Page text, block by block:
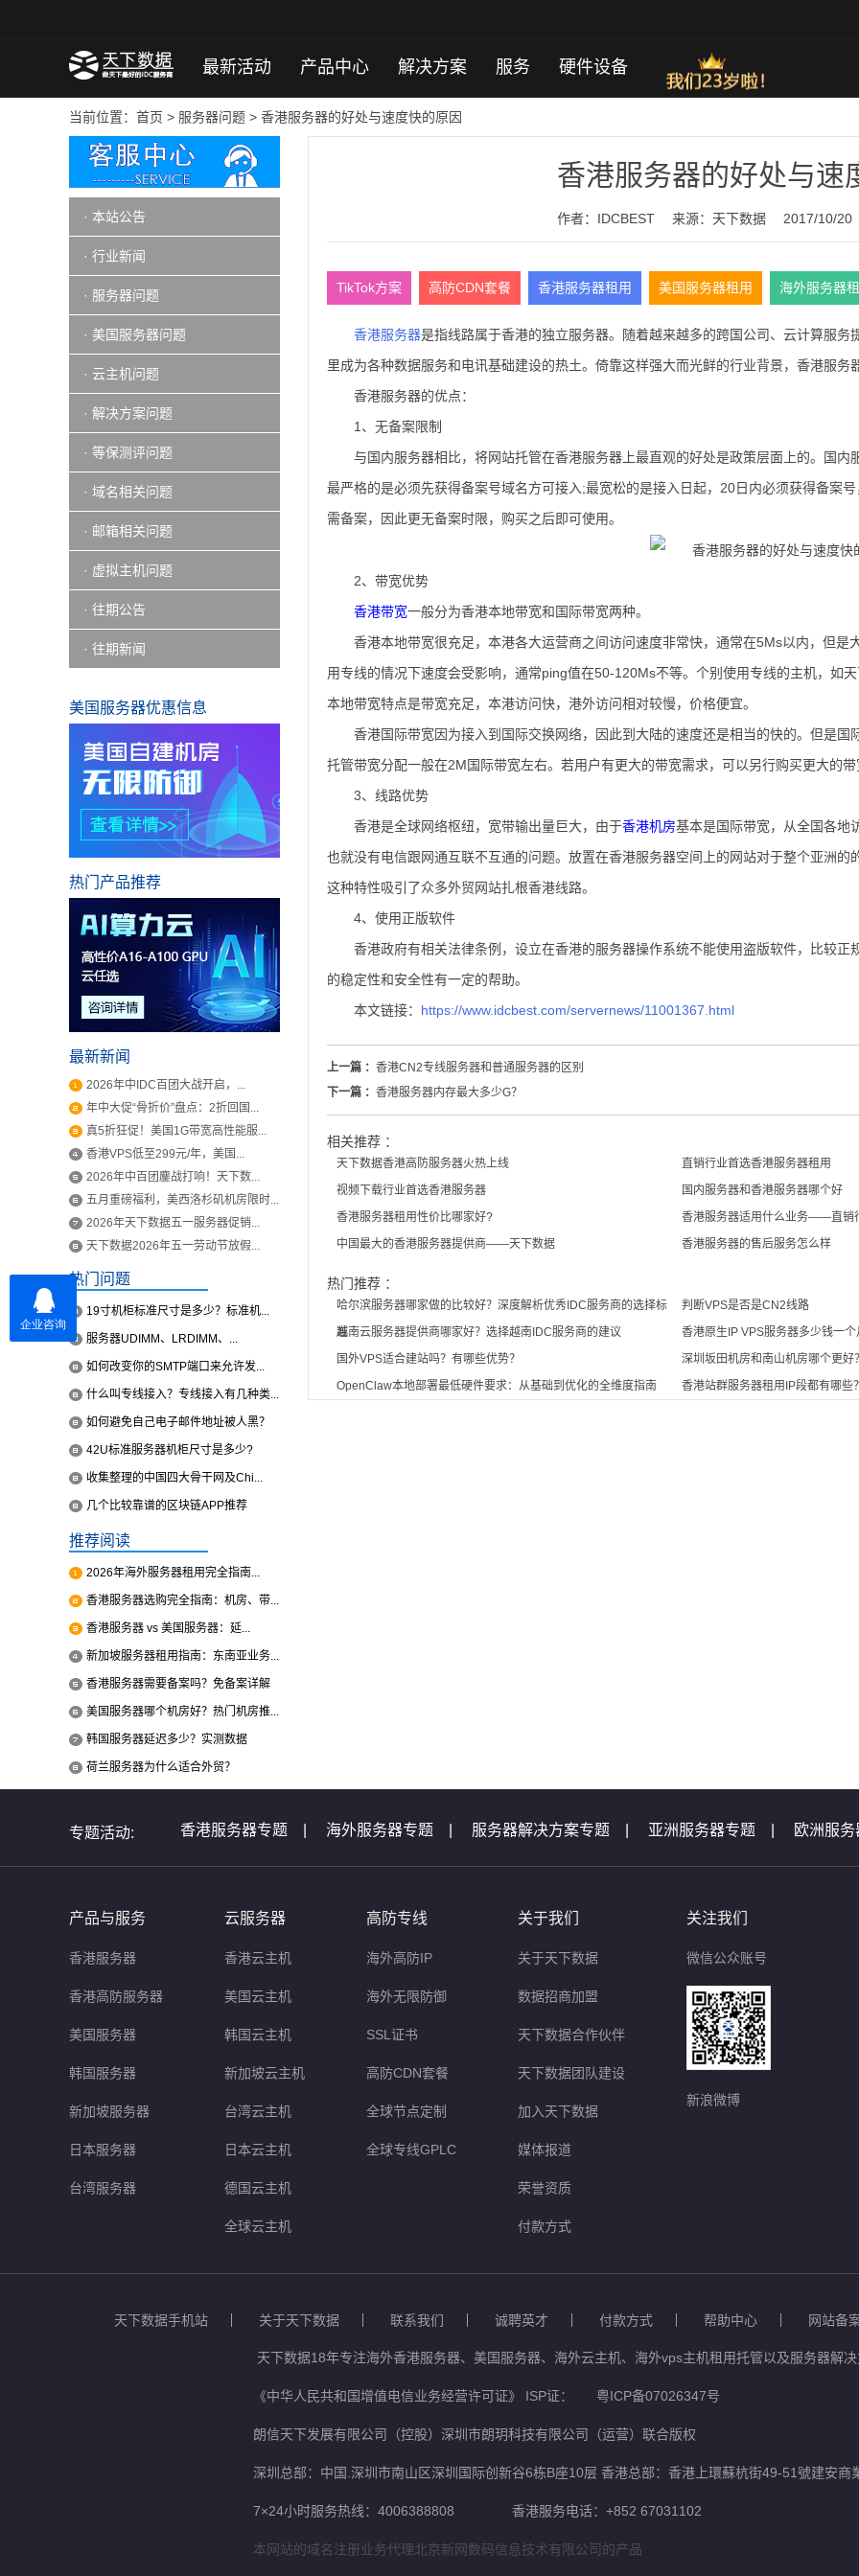
最新活动 产品中心 解决方案 服务 硬件设备
当前位置： 首页 > 服务器问题 > 香港服务器的好处与速度快的原因
· 本站公告
· 行业新闻
· 服务器问题
· 美国服务器问题
· 云主机问题
· 解决方案问题
· 等保测评问题
· 域名相关问题
· 邮箱相关问题
· 虚拟主机问题
· 往期公告
· 往期新闻
美国服务器优惠信息
热门产品推荐
最新新闻
2026年中IDC百团大战开启，...
年中大促“骨折价”盘点：2折回国...
真5折狂促！美国1G带宽高性能服...
香港VPS低至299元/年，美国...
2026年中百团鏖战打响！天下数...
五月重磅福利，美西洛杉矶机房限时...
2026年天下数据五一服务器促销...
天下数据2026年五一劳动节放假...
热门问题
19寸机柜标准尺寸是多少？标准机...
服务器UDIMM、LRDIMM、...
如何改变你的SMTP端口来允许发...
什么叫专线接入？专线接入有几种类...
如何避免自己电子邮件地址被人黑？
42U标准服务器机柜尺寸是多少?
收集整理的中国四大骨干网及Chi...
几个比较靠谱的区块链APP推荐
推荐阅读
2026年海外服务器租用完全指南...
香港服务器选购完全指南：机房、带...
香港服务器 vs 美国服务器：延...
新加坡服务器租用指南：东南亚业务...
香港服务器需要备案吗？免备案详解
美国服务器哪个机房好？热门机房推...
韩国服务器延迟多少？实测数据
荷兰服务器为什么适合外贸？
香港服务器的好处与速
作者：IDCBEST 来源： 天下数据 2017/10/20
TikTok方案 高防CDN套餐 香港服务器租用 美国服务器租用 海外服务器
香港服务器是指线路属于香港的独立服务器。随着越来越多的跨国公司、云计算服
里成为各种数据服务和电讯基础建设的热土。倚靠这样强大而光鲜的行业背景，香港服务
香港服务器的优点：
1、无备案限制
与国内服务器相比，将网站托管在香港服务器上最直观的好处是政策层面上的。国内
最严格的是必须先获得备案号域名方可接入;最宽松的是接入日起，20日内必须获得备案
需备案，因此更无备案时限，购买之后即可使用。
2、带宽优势
香港带宽一般分为香港本地带宽和国际带宽两种。
香港本地带宽很充足，本港各大运营商之间访问速度非常快，通常在5Ms以内，但
用专线的情况下速度会受影响，通常ping值在50-120Ms不等。个别使用专线的主机，如
本地带宽特点是带宽充足，本港访问快，港外访问相对较慢，价格便宜。
香港国际带宽因为接入到国际交换网络，因此到大陆的速度还是相当的快的。但是国
托管带宽分配一般在2M国际带宽左右。若用户有更大的带宽需求，可以另行购买更大的带
3、线路优势
香港是全球网络枢纽，宽带输出量巨大，由于香港机房基本是国际带宽，从全国各地
也就没有电信跟网通互联不互通的问题。放置在香港服务器空间上的网站对于整个亚洲的
这种特性吸引了众多外贸网站扎根香港线路。
4、使用正版软件
香港政府有相关法律条例，设立在香港的服务器操作系统不能使用盗版软件，比较
的稳定性和安全性有一定的帮助。
本文链接： https://www.idcbest.com/servernews/11001367.html
上一篇 ： 香港CN2专线服务器和普通服务器的区别
下一篇 ： 香港服务器内存最大多少G？
相关推荐 ：
天下数据香港高防服务器火热上线
直销行业首选香港服务器租用
视频下载行业首选香港服务器
国内服务器和香港服务器哪个好
香港服务器租用性价比哪家好?
香港服务器适用什么业务——直销
中国最大的香港服务器提供商——天下数据
香港服务器的售后服务怎么样
热门推荐 ：
哈尔滨服务器哪家做的比较好？深度解析优秀IDC服务商的选择标
准
判断VPS是否是CN2线路
越南云服务器提供商哪家好？选择越南IDC服务商的建议
香港原生IP VPS服务器多少钱一个
国外VPS适合建站吗？有哪些优势？
深圳坂田机房和南山机房哪个更好？
OpenClaw本地部署最低硬件要求：从基础到优化的全维度指南
香港站群服务器租用IP段都有哪些？
专题活动: 香港服务器专题 海外服务器专题 服务器解决方案专题 亚洲服务器专题 欧洲服务
全球服务器介绍专题 | 全球云主机专题 | 服务器专题汇总 | 服务器问题 | 域名问题集锦
产品与服务
香港服务器
香港高防服务器
美国服务器
韩国服务器
新加坡服务器
日本服务器
台湾服务器
云服务器
香港云主机
美国云主机
韩国云主机
新加坡云主机
台湾云主机
日本云主机
德国云主机
全球云主机
高防专线
海外高防IP
海外无限防御
SSL证书
高防CDN套餐
全球节点定制
全球专线GPLC
关于我们
关于天下数据
数据招商加盟
天下数据合作伙伴
天下数据团队建设
加入天下数据
媒体报道
荣誉资质
付款方式
关注我们
微信公众账号
新浪微博
天下数据手机站 关于天下数据 联系我们 诚聘英才 付款方式 帮助中心 网站备
天下数据18年专注海外香港服务器、美国服务器、海外云主机、海外vps主机租用托管以及服务器解
《中华人民共和国增值电信业务经营许可证》 ISP证： 粤ICP备07026347号
朗信天下发展有限公司（控股）深圳市朗玥科技有限公司（运营）联合版权
深圳总部：中国.深圳市南山区深圳国际创新谷6栋B座10层 香港总部：香港上環蘇杭街49-51號建安商
7×24小时服务热线：4006388808 香港服务电话：+852 67031102
本网站的域名注册业务代理北京新网数码信息技术有限公司的产品